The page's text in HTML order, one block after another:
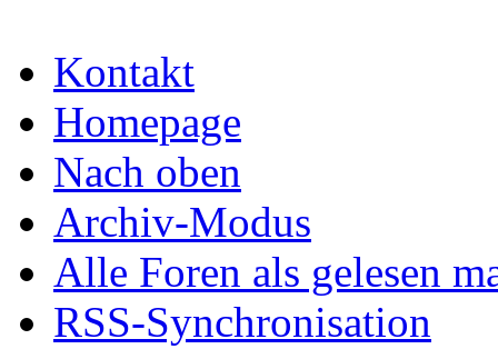
Kontakt
Homepage
Nach oben
Archiv-Modus
Alle Foren als gelesen
RSS-Synchronisation